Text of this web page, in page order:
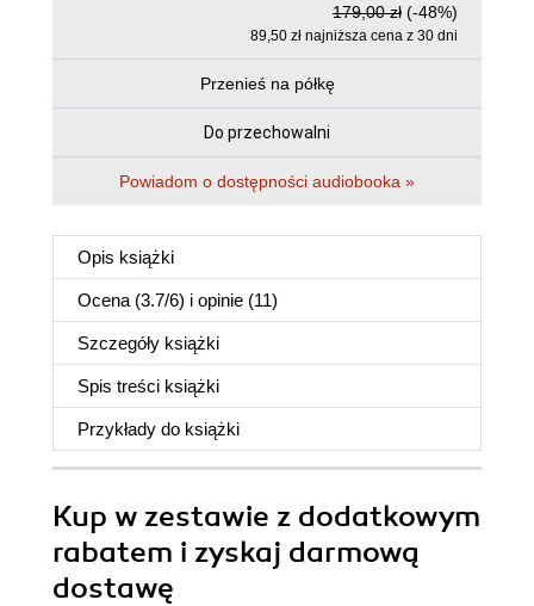
179,00 zł (-48%)
89,50 zł najniższa cena z 30 dni
Przenieś na półkę
Do przechowalni
Powiadom o dostępności audiobooka »
Opis książki
Ocena (3.7/6) i opinie (11)
Szczegóły książki
Spis treści książki
Przykłady do książki
Kup w zestawie z dodatkowym
rabatem i zyskaj darmową
dostawę